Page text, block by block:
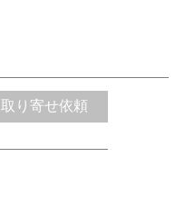
取り寄せ依頼